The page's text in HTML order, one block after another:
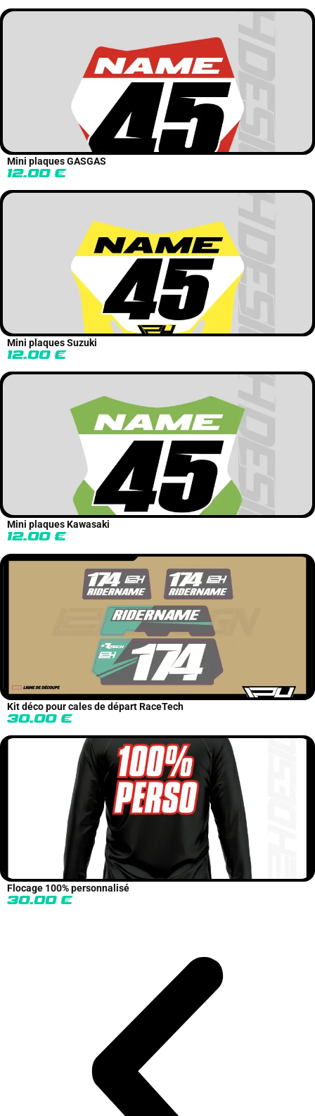
Mini plaques GASGAS
12.00 €
Mini plaques Suzuki
12.00 €
Mini plaques Kawasaki
12.00 €
Kit déco pour cales de départ RaceTech
30.00 €
Flocage 100% personnalisé
30.00 €